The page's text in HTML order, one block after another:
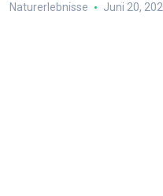
Naturerlebnisse Juni 20,